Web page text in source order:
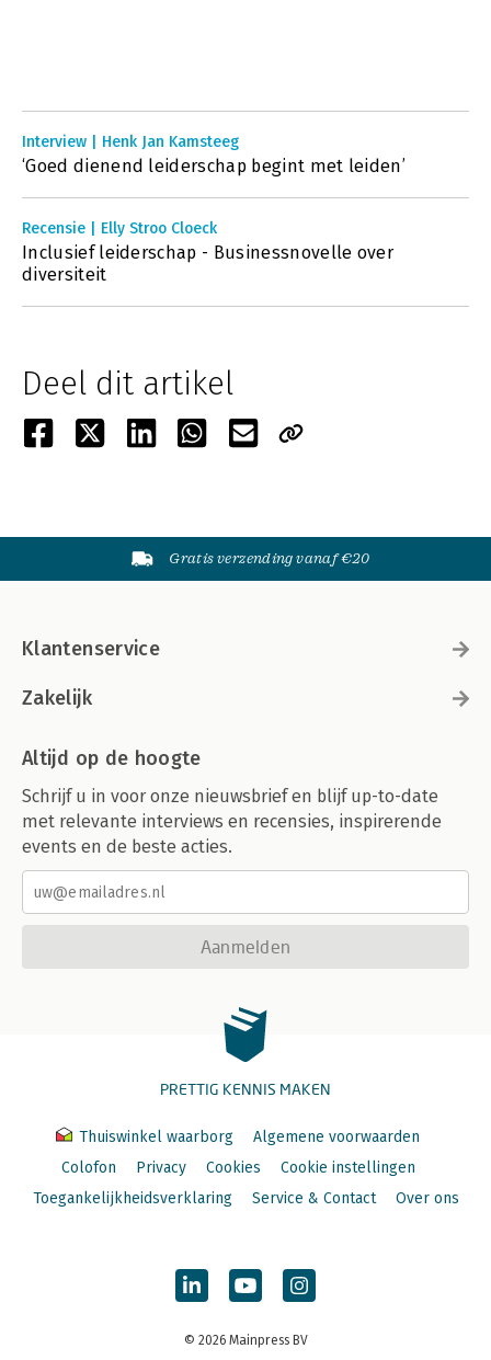
Interview | Henk Jan Kamsteeg
‘Goed dienend leiderschap begint met leiden’
Recensie | Elly Stroo Cloeck
Inclusief leiderschap - Businessnovelle over
diversiteit
Deel dit artikel
Gratis verzending vanaf €20
Klantenservice
Zakelijk
Altijd op de hoogte
Schrijf u in voor onze nieuwsbrief en blijf up-to-date
met relevante interviews en recensies, inspirerende
events en de beste acties.
Aanmelden
PRETTIG KENNIS MAKEN
Thuiswinkel waarborg
Algemene voorwaarden
Colofon
Privacy Cookies
Cookie instellingen
Toegankelijkheidsverklaring
Service & Contact Over ons
© 2026 Mainpress BV